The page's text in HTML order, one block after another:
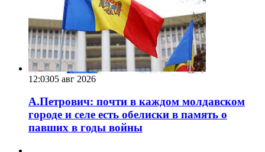
12:0305 авг 2026
А.Петрович: почти в каждом молдавском
городе и селе есть обелиски в память о
павших в годы войны